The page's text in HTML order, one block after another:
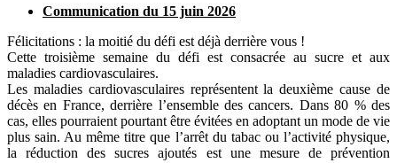
Communication du 15 juin 2026
Félicitations : la moitié du défi est déjà derrière vous !
Cette troisième semaine du défi est consacrée au sucre et aux
maladies cardiovasculaires.
Les maladies cardiovasculaires représentent la deuxième cause de
décès en France, derrière l’ensemble des cancers. Dans 80 % des
cas, elles pourraient pourtant être évitées en adoptant un mode de vie
plus sain. Au même titre que l’arrêt du tabac ou l’activité physique,
la réduction des sucres ajoutés est une mesure de prévention